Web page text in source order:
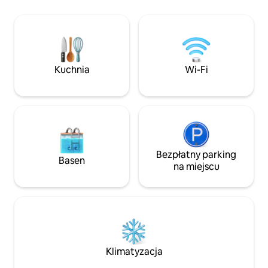
problemem. Jeśli chcesz, możemy też
przygotować piknik. Położony w
skromnej nadmorskiej wiosce poza
Wellington, obiekt znajduje się w
od wielu kawiarni, pubów i uznanych
Jesteśmy 25 minut jazdy pociągiem do
centrum Wellington lub wybrzeża Kapiti.
Mamy kajaki, rowery, sprzęt wędkarski,
deskę do wiosłowania.
Twój dom z dala
znajduje się 5
autobusem albo
centrum
Parking znajduje
Kuchnia Wi-Fi
Basen
Bezpłatny parking
na miejscu
Klimatyzacja